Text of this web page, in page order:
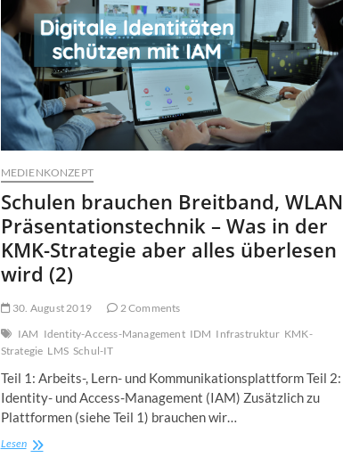
Lerntagebücher,
Journale,
Portfolios
nutzen
MEDIENKONZEPT
Schulen brauchen Breitband,
Präsentationstechnik – Was in der
KMK-Strategie aber alles überlesen
wird (2)
30. August 2019
2 Comments
IAM Identity-Access-Management IDM Infrastruktur KMK-
Strategie LMS Schul-IT
Teil 1: Arbeits-, Lern- und Kommunikationsplattform Teil 2:
Identity- und Access-Management (IAM) Zusätzlich zu
Plattformen (siehe Teil 1) brauchen wir…
LesenSchulen